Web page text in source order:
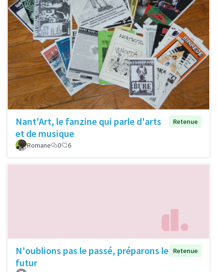
Nant'Art, le fanzine qui parle d'arts
et de musique
Retenue
Romane 0 6
N'oublions pas le passé, préparons le
futur
Retenue